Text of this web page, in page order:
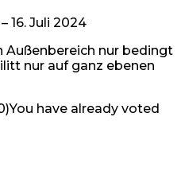
– 16. Juli 2024
Außenbereich nur bedingt
nur auf ganz ebenen
)You have already voted